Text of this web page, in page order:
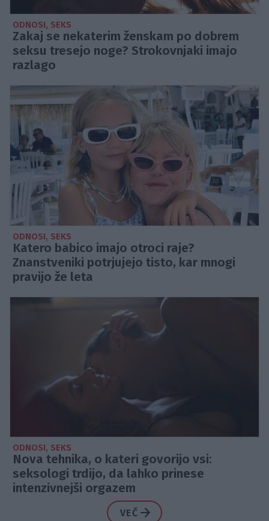
ODNOSI, SEKS
Zakaj se nekaterim ženskam po dobrem
seksu tresejo noge? Strokovnjaki imajo
razlago
ODNOSI, SEKS
Katero babico imajo otroci raje?
Znanstveniki potrjujejo tisto, kar mnogi
pravijo že leta
ODNOSI, SEKS
Nova tehnika, o kateri govorijo vsi:
seksologi trdijo, da lahko prinese
intenzivnejši orgazem
VEČ